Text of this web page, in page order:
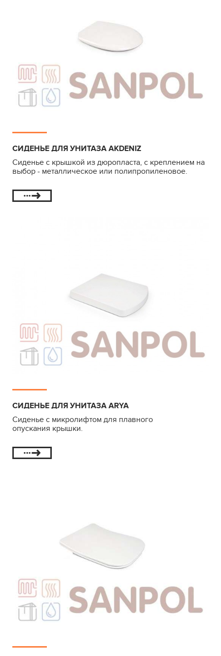
СИДЕНЬЕ ДЛЯ УНИТАЗА AKDENIZ
Сиденье с крышкой из дюропласта, с креплением на
выбор - металлическое или полипропиленовое.
СИДЕНЬЕ ДЛЯ УНИТАЗА ARYA
Сиденье с микролифтом для плавного
опускания крышки.